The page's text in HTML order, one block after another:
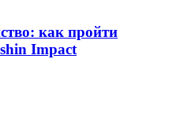
как пройти
Impact